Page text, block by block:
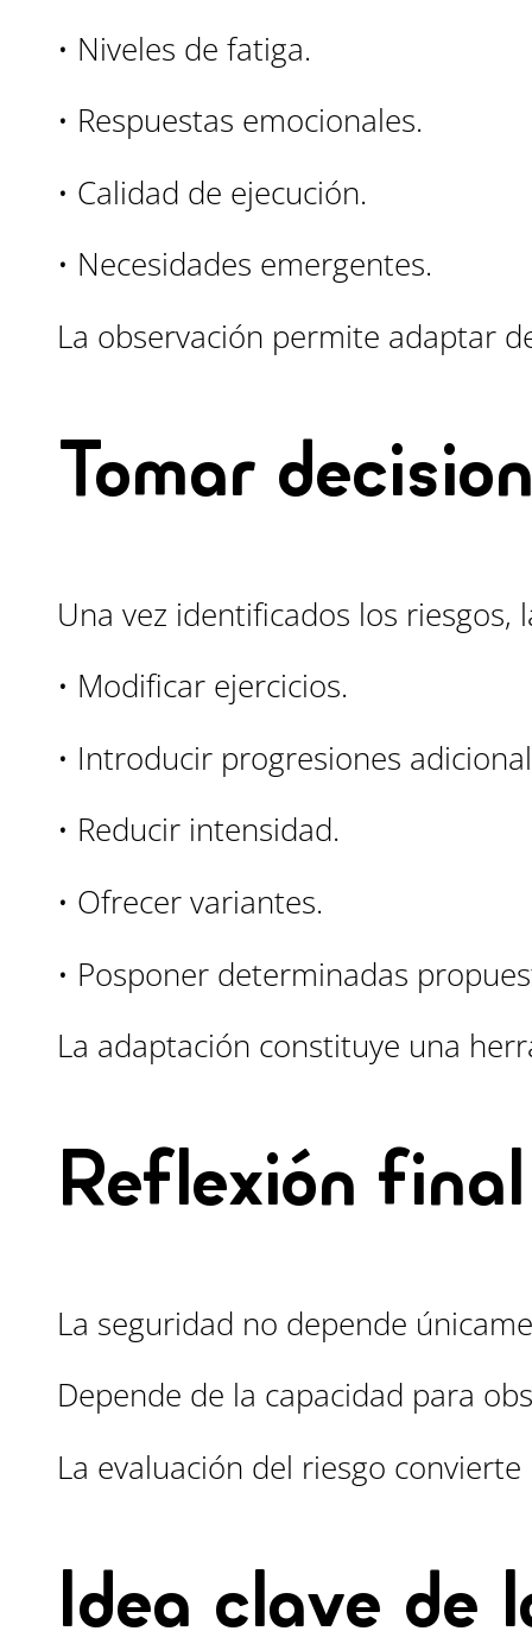
• Niveles de fatiga.
• Respuestas emocionales.
• Calidad de ejecución.
• Necesidades emergentes.
La observación permite adaptar
Tomar
Una vez identificados los riesgos,
• Modificar ejercicios.
• Introducir progresiones
• Reducir intensidad.
• Ofrecer variantes.
• Posponer determinadas
La adaptación constituye una
Reflexión final
La seguridad no depende
Depende de la capacidad para
La evaluación del riesgo
Idea clave de